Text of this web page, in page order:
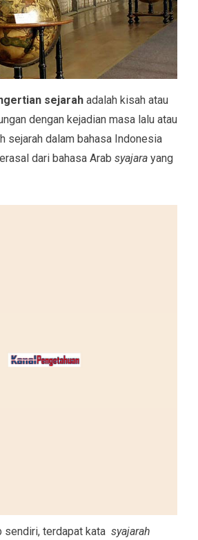
sejarah adalah kisah atau
dengan kejadian masa lalu atau
sejarah dalam bahasa Indonesia
dari bahasa Arab syajara yang
sendiri, terdapat kata syajarah